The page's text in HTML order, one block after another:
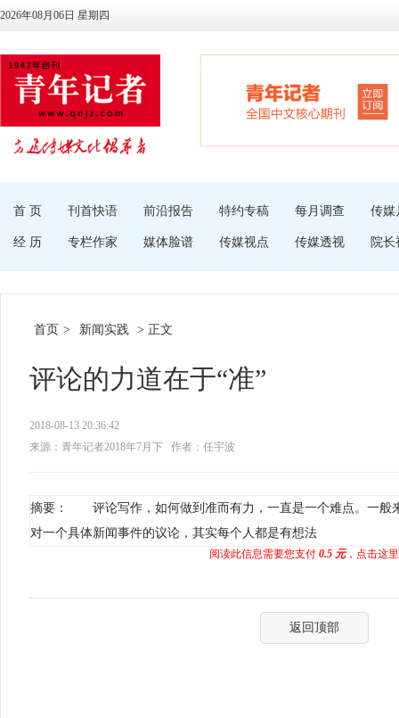
2026年08月06日 星期四
首 页 刊首快语 前沿报告 特约专稿 每月调查 传媒
经 历 专栏作家 媒体脸谱 传媒视点 传媒透视 院长
首页 > 新闻实践 > 正文
评论的力道在于“准”
2018-08-13 20:36:42
来源：青年记者2018年7月下
作者：任宇波
摘要： 评论写作，如何做到准而有力，一直是一个难点。一般
对一个具体新闻事件的议论，其实每个人都是有想法
阅读此信息需要您支付 0.5 元，点击这
返回顶部